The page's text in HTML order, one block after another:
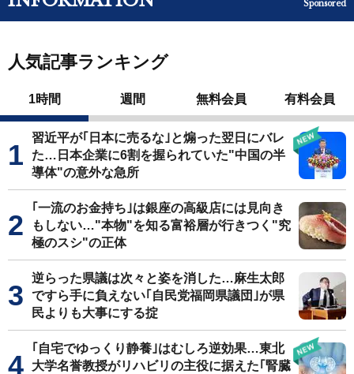
Sponsored
人気記事ランキング
1時間 週間 無料会員 有料会員
習近平が｢日本に売るな｣と煽った翌日にバレ
た…日本企業に6割を握られていた"中国の半
導体"の意外な急所
｢一流のお金持ち｣は銀座の高級店には見向き
もしない…"本物"を知る富裕層が行きつく"究
極のスシ"の正体
逆らった県議は次々と姿を消した…麻生太郎
ですら手に負えない｢自民党福岡県議団｣が県
民よりも大事にする掟
｢自宅でゆっくり静養｣はむしろ逆効果…東北
大学名誉教授がリハビリの主役に据えた｢腎臓